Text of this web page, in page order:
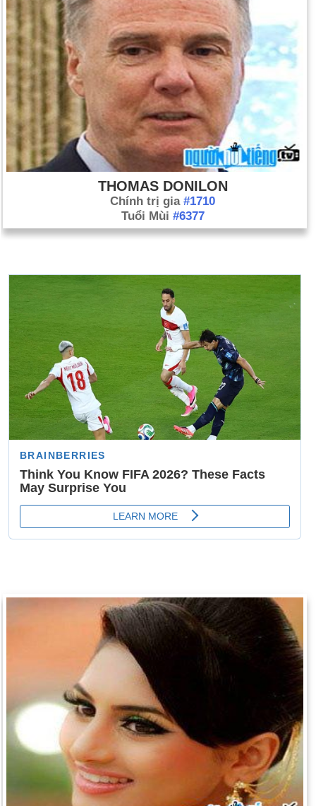
THOMAS DONILON
Chính trị gia #1710
Tuổi Mùi #6377